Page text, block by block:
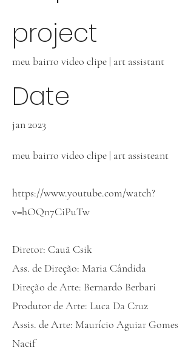
project
meu bairro video clipe | art assistant
Date
jan 2023
meu bairro video clipe | art assisteant
https://www.youtube.com/watch?
v=hOQn7CiPuTw
Diretor: Cauã Csik
Ass. de Direção: Maria Cândida
Direção de Arte: Bernardo Berbari
Produtor de Arte: Luca Da Cruz
Assis. de Arte: Maurício Aguiar Gomes
Nacif